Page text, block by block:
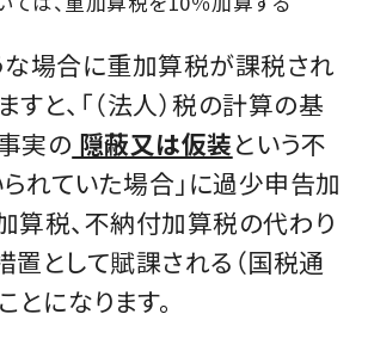
な場合に重加算税が課税され
と、「（法人）税の計算の基
実の 隠蔽又は仮装という不
れていた場合」に過少申告加
算税、不納付加算税の代わり
置として賦課される（国税通
とになります。